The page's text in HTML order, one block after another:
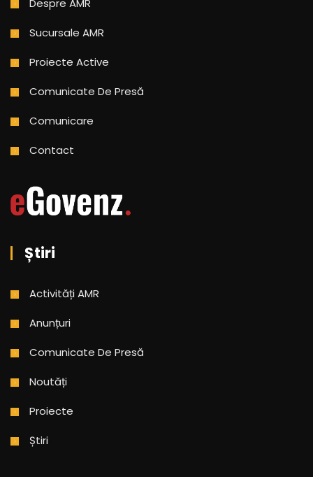
Despre AMR
Sucursale AMR
Proiecte Active
Comunicate De Presă
Comunicare
Contact
Știri
Activități AMR
Anunțuri
Comunicate De Presă
Noutăți
Proiecte
Știri